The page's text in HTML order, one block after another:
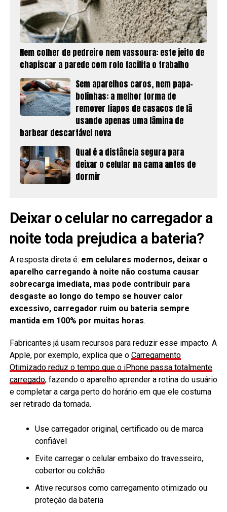
Nem colher de pedreiro nem vassoura: este jeito de
chapiscar a parede com rolo facilita o trabalho
Sem aparelhos caros, nem papa-
bolinhas: a melhor forma de
remover fiapos de casacos de lã
usando apenas uma lâmina de
barbear descartável nova
Qual é a distância segura para
deixar o celular na cama antes de
dormir
Deixar o celular no carregador a
noite toda prejudica a bateria?
A resposta direta é: em celulares modernos, deixar o
aparelho carregando à noite não costuma causar
sobrecarga imediata, mas pode contribuir para
desgaste ao longo do tempo se houver calor
excessivo, carregador ruim ou bateria sempre
mantida em 100% por muitas horas.
Fabricantes já usam recursos para reduzir esse impacto. A
Apple, por exemplo, explica que o Carregamento
Otimizado reduz o tempo que o iPhone passa totalmente
carregado, fazendo o aparelho aprender a rotina do usuário
e completar a carga perto do horário em que ele costuma
ser retirado da tomada.
Use carregador original, certificado ou de marca
confiável
Evite carregar o celular embaixo do travesseiro,
cobertor ou colchão
Ative recursos como carregamento otimizado ou
proteção da bateria